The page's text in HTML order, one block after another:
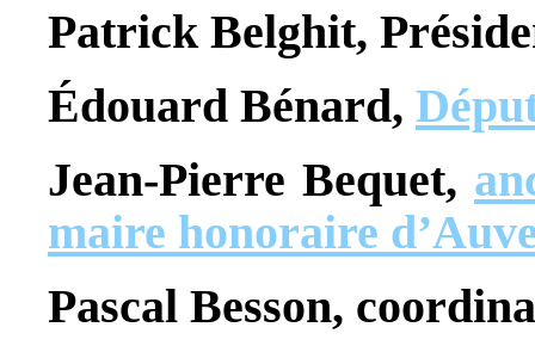
Patrick Belghit,
Édouard Bénard,
Jean-Pierre Bequet,
maire honoraire
Pascal Besson,